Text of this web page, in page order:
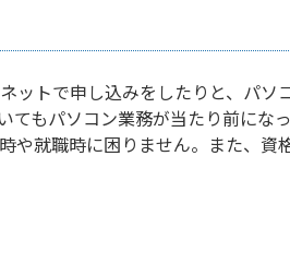
ットで申し込みをしたりと、パソ
てもパソコン業務が当たり前にな
や就職時に困りません。また、資